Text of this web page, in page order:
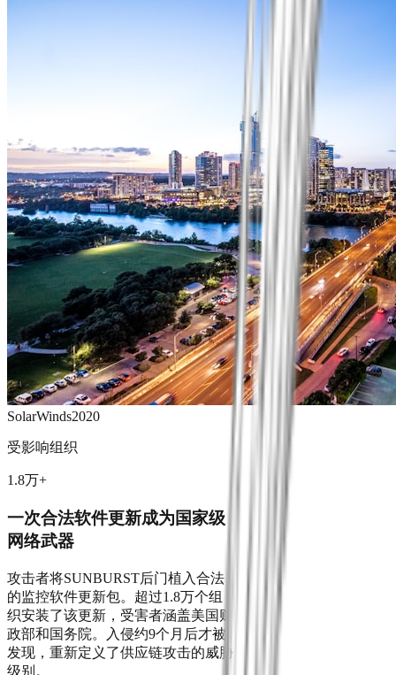
SolarWinds2020
受影响组织
1.8万+
一次合法软件更新成为国家级
网络武器
攻击者将SUNBURST后门植入合法
的监控软件更新包。超过1.8万个组
织安装了该更新，受害者涵盖美国财
政部和国务院。入侵约9个月后才被
发现，重新定义了供应链攻击的威胁
级别。